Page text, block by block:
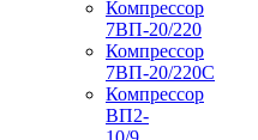
Компрессор
7ВП-20/220
Компрессор
7ВП-20/220С
Компрессор
ВП2-